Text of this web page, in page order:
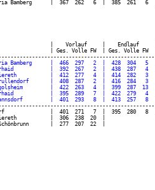
|    Vorlauf     |    Endlauf     |
| Ges. Volle FW  | Ges. Volle FW
Bamberg      |  466  297   2  |  428  304   5
|  392  267   2  |  438  287   4
|  412  277   4  |  414  282   3
|  408  287   2  |  416  284   3
|  422  263   4  |  399  287  13
|  395  289   7  |  422  279   4  |
|  401  271   7  |  395  280   8  |
Viereth           |  306  238  20  |                |